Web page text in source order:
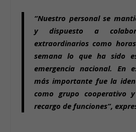
“Nuestro personal se
y dispuesto a
extraordinarios como
semana lo que ha sido
emergencia nacional. En
más importante fue la
como grupo cooperativo
recargo de funciones”,